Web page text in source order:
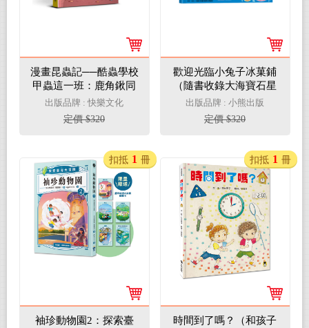
漫畫昆蟲記──酷蟲學校
甲蟲這一班：鹿角鍬同
學遇到對手(隨書附贈一
對「酷蟲很有戲書
籤」，分AB兩款隨機出
出版品牌 : 快樂文化
定價 $320
歡迎光臨小兔子冰菓鋪
（隨書收錄大海寶石星
星奶酪食譜＋小兔子著
色卡）
出版品牌 : 小熊出版
定價 $320
袖珍動物園2：探索臺
扣抵 1 冊
時間到了嗎？（和孩子
扣抵 1 冊